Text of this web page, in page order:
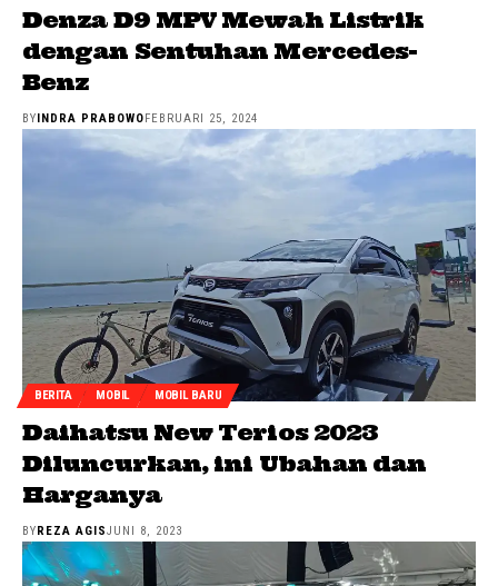
Denza D9 MPV Mewah Listrik
dengan Sentuhan Mercedes-
Benz
BYINDRA PRABOWOFEBRUARI 25, 2024
BERITA MOBIL MOBIL BARU
Daihatsu New Terios 2023
Diluncurkan, ini Ubahan dan
Harganya
BYREZA AGISJUNI 8, 2023